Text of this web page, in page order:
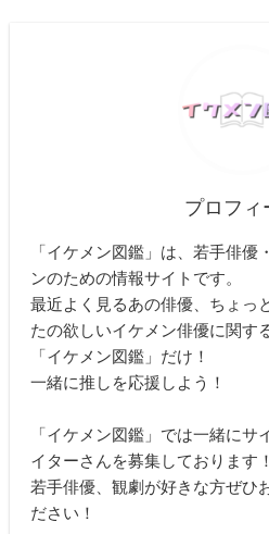
プロフィ
「イケメン図鑑」は、若手俳優
ンのための情報サイトです。
最近よく見るあの俳優、ちょっ
たの欲しいイケメン俳優に関す
「イケメン図鑑」だけ！
一緒に推しを応援しよう！
「イケメン図鑑」では一緒にサ
イターさんを募集しております！
若手俳優、観劇が好きな方ぜひ
ださい！